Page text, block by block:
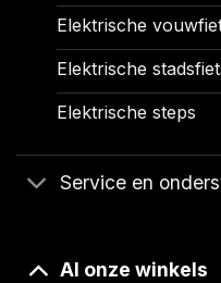
Elektrische
Elektrische
Elektrische steps
Service en
Al onze winkels